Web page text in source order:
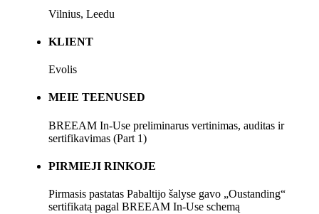
Vilnius, Leedu
KLIENT
Evolis
MEIE TEENUSED
BREEAM In-Use preliminarus vertinimas, auditas ir
sertifikavimas (Part 1)
PIRMIEJI RINKOJE
Pirmasis pastatas Pabaltijo šalyse gavo „Oustanding“
sertifikatą pagal BREEAM In-Use schemą